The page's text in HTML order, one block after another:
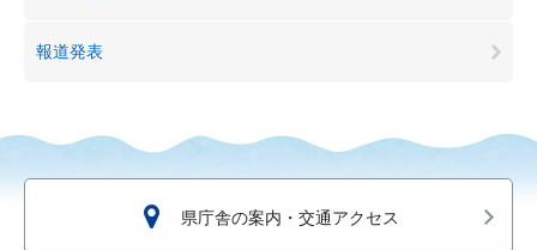
報道発表
県庁舎の案内・交通アクセス